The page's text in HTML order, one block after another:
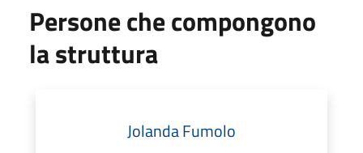
Persone che compongono
la struttura
Jolanda Fumolo